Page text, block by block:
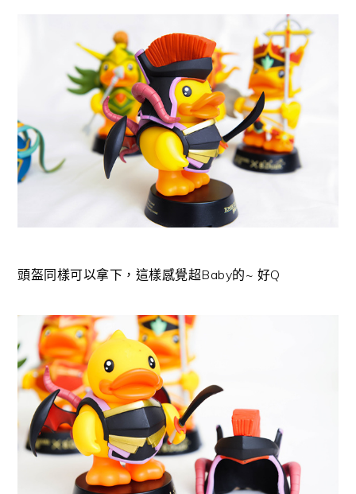
頭盔同樣可以拿下，這樣感覺超Baby的~ 好Q